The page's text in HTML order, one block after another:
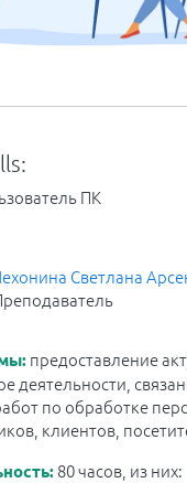
ПК
Светлана
предоставление
деятельности,
по обработке
клиентов,
: 80 часов , из них: